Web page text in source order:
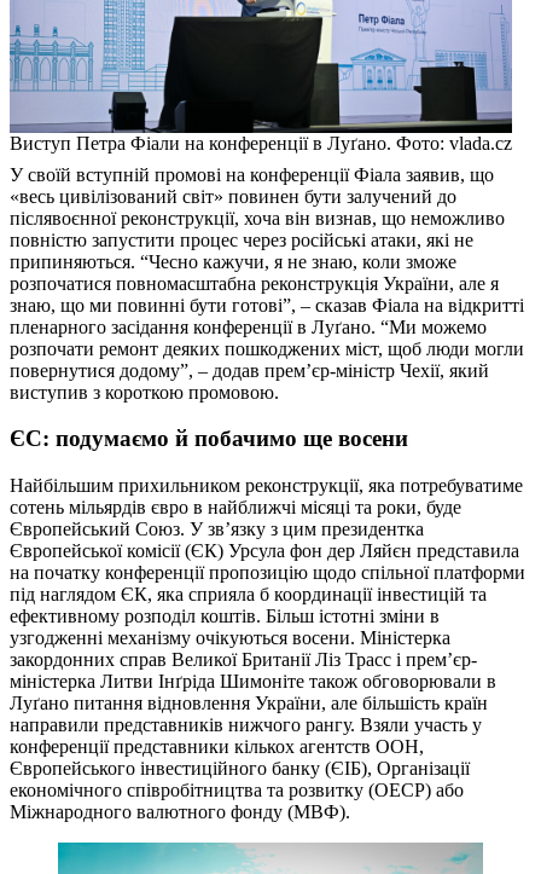
Виступ Петра Фіали на конференції в Луґано. Фото: vlada.cz
У своїй вступній промові на конференції Фіала заявив, що
«весь цивілізований світ» повинен бути залучений до
післявоєнної реконструкції, хоча він визнав, що неможливо
повністю запустити процес через російські атаки, які не
припиняються. “Чесно кажучи, я не знаю, коли зможе
розпочатися повномасштабна реконструкція України, але я
знаю, що ми повинні бути готові”, – сказав Фіала на відкритті
пленарного засідання конференції в Луґано. “Ми можемо
розпочати ремонт деяких пошкоджених міст, щоб люди могли
повернутися додому”, – додав прем’єр-міністр Чехії, який
виступив з короткою промовою.
ЄС: подумаємо й побачимо ще восени
Найбільшим прихильником реконструкції, яка потребуватиме
сотень мільярдів євро в найближчі місяці та роки, буде
Європейський Союз. У зв’язку з цим президентка
Європейської комісії (ЄК) Урсула фон дер Ляйєн представила
на початку конференції пропозицію щодо спільної платформи
під наглядом ЄК, яка сприяла б координації інвестицій та
ефективному розподіл коштів. Більш істотні зміни в
узгодженні механізму очікуються восени. Міністерка
закордонних справ Великої Британії Ліз Трасс і прем’єр-
міністерка Литви Інґріда Шимоніте також обговорювали в
Луґано питання відновлення України, але більшість країн
направили представників нижчого рангу. Взяли участь у
конференції представники кількох агентств ООН,
Європейського інвестиційного банку (ЄІБ), Організації
економічного співробітництва та розвитку (ОЕСР) або
Міжнародного валютного фонду (МВФ).